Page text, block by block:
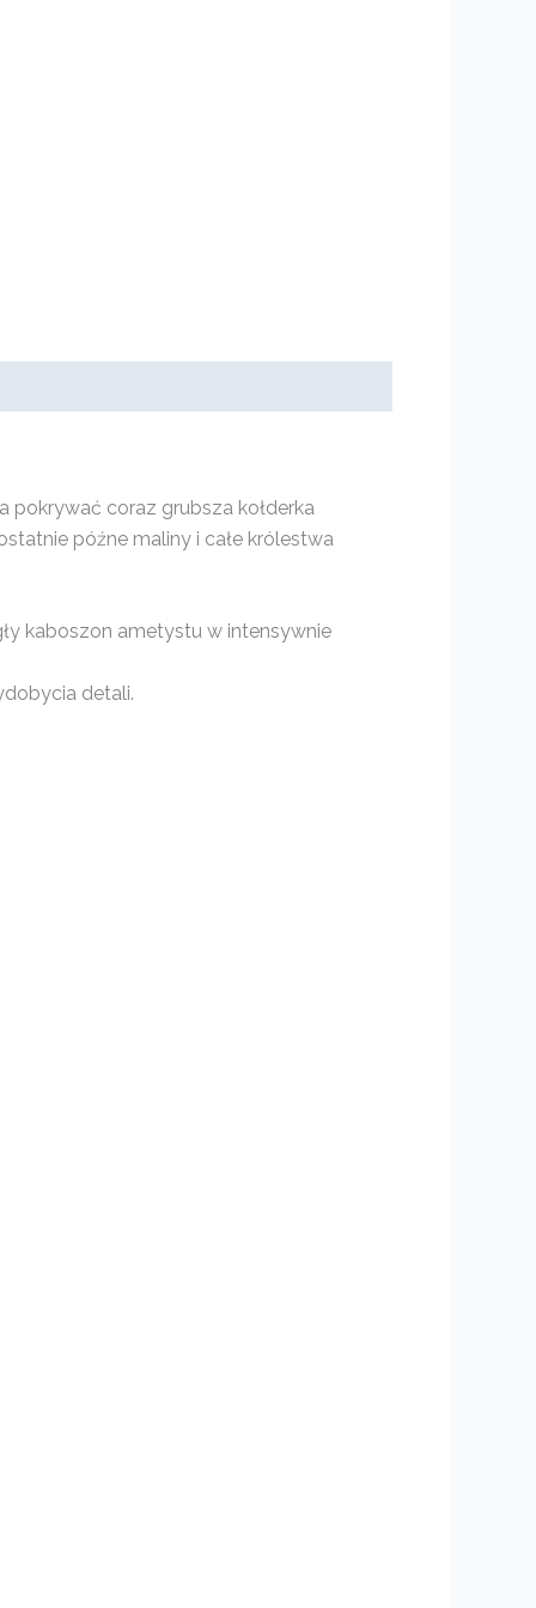
pokrywać coraz grubsza kołderka
późne maliny i całe królestwa
kaboszon ametystu w intensywnie
detali.